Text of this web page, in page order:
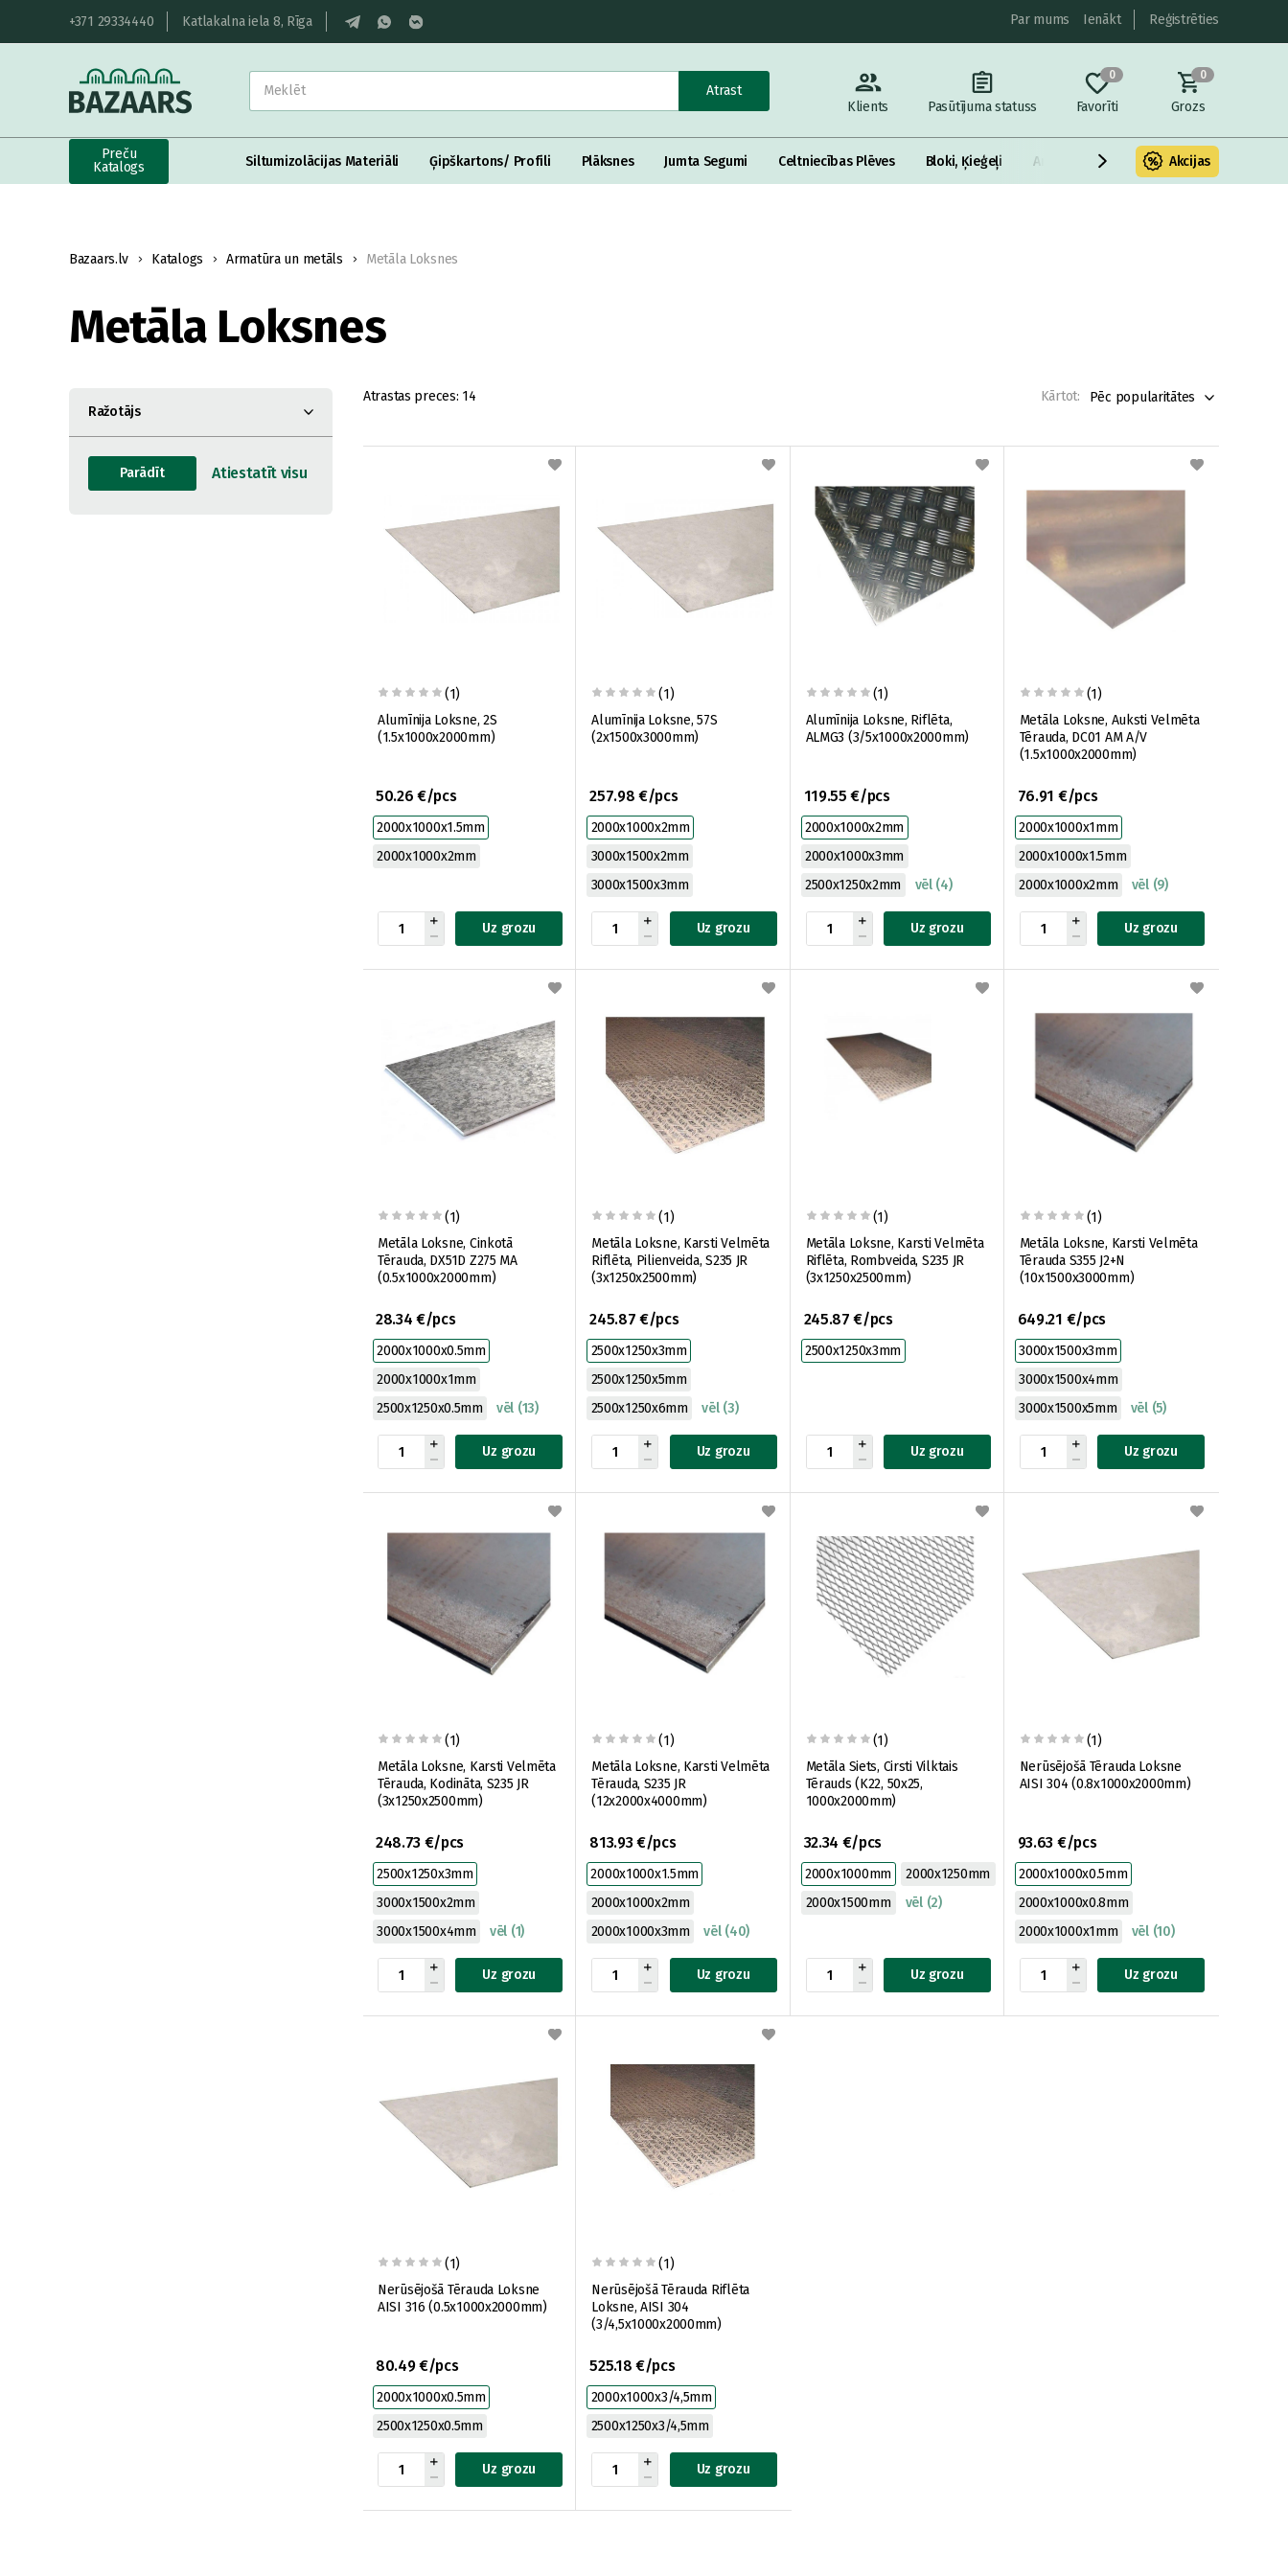
+371 29334440 Katlakalna iela 8, Rīga Par mums Ienākt Reģistrēties
Atrast
Klients
Pasūtījuma statuss
0
Favorīti
0
Grozs
Preču
Katalogs
Siltumizolācijas Materiāli Ģipškartons/ Profili Plāksnes Jumta Segumi Celtniecības Plēves Bloki, Ķieģeļi Armatūra un metāls Fasādes
Akcijas
Bazaars.lv Katalogs Armatūra un metāls Metāla Loksnes
Metāla Loksnes
Ražotājs
Atrastas preces: 14 Kārtot: Pēc popularitātes
(1)
Alumīnija Loksne, 2S
(1.5x1000x2000mm)
50.26 €/pcs
2000x1000x1.5mm
2000x1000x2mm
Uz grozu
(1)
Alumīnija Loksne, 57S
(2x1500x3000mm)
257.98 €/pcs
2000x1000x2mm
3000x1500x2mm
3000x1500x3mm
Uz grozu
(1)
Alumīnija Loksne, Riflēta,
ALMG3 (3/5x1000x2000mm)
119.55 €/pcs
2000x1000x2mm
2000x1000x3mm
2500x1250x2mm
vēl (4)
Uz grozu
(1)
Metāla Loksne, Auksti Velmēta
Tērauda, DC01 AM A/V
(1.5x1000x2000mm)
76.91 €/pcs
2000x1000x1mm
2000x1000x1.5mm
2000x1000x2mm
vēl (9)
Uz grozu
(1)
Metāla Loksne, Cinkotā
Tērauda, DX51D Z275 MA
(0.5x1000x2000mm)
28.34 €/pcs
2000x1000x0.5mm
2000x1000x1mm
2500x1250x0.5mm
vēl (13)
Uz grozu
(1)
Metāla Loksne, Karsti Velmēta
Riflēta, Pilienveida, S235 JR
(3x1250x2500mm)
245.87 €/pcs
2500x1250x3mm
2500x1250x5mm
2500x1250x6mm
vēl (3)
Uz grozu
(1)
Metāla Loksne, Karsti Velmēta
Riflēta, Rombveida, S235 JR
(3x1250x2500mm)
245.87 €/pcs
2500x1250x3mm
Uz grozu
(1)
Metāla Loksne, Karsti Velmēta
Tērauda S355 J2+N
(10x1500x3000mm)
649.21 €/pcs
3000x1500x3mm
3000x1500x4mm
3000x1500x5mm
vēl (5)
Uz grozu
(1)
Metāla Loksne, Karsti Velmēta
Tērauda, Kodināta, S235 JR
(3x1250x2500mm)
248.73 €/pcs
2500x1250x3mm
3000x1500x2mm
3000x1500x4mm
vēl (1)
Uz grozu
(1)
Metāla Loksne, Karsti Velmēta
Tērauda, S235 JR
(12x2000x4000mm)
813.93 €/pcs
2000x1000x1.5mm
2000x1000x2mm
2000x1000x3mm
vēl (40)
Uz grozu
(1)
Metāla Siets, Cirsti Vilktais
Tērauds (K22, 50x25,
1000x2000mm)
32.34 €/pcs
2000x1000mm
2000x1250mm
2000x1500mm
vēl (2)
Uz grozu
(1)
Nerūsējošā Tērauda Loksne
AISI 304 (0.8x1000x2000mm)
93.63 €/pcs
2000x1000x0.5mm
2000x1000x0.8mm
2000x1000x1mm
vēl (10)
Uz grozu
(1)
Nerūsējošā Tērauda Loksne
AISI 316 (0.5x1000x2000mm)
80.49 €/pcs
2000x1000x0.5mm
2500x1250x0.5mm
Uz grozu
(1)
Nerūsējošā Tērauda Riflēta
Loksne, AISI 304
(3/4,5x1000x2000mm)
525.18 €/pcs
2000x1000x3/4,5mm
2500x1250x3/4,5mm
Uz grozu